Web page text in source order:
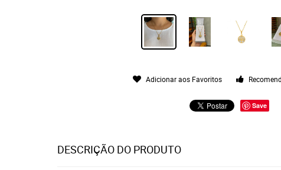
Adicionar aos Favoritos
Save
DESCRIÇÃO DO PRODUTO